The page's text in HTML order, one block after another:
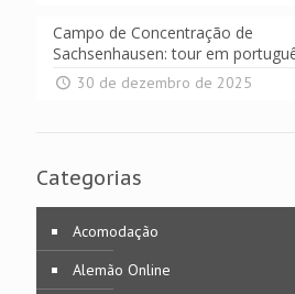
Campo de Concentração de
Sachsenhausen: tour em
30 de dezembro de 2025
Categorias
Acomodação
Alemão Online